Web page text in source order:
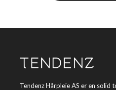
Tendenz Hårpleie AS er en solid